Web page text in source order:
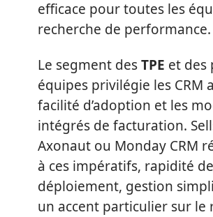
efficace pour toutes les
recherche de performance.
Le segment desTPE et des
équipes privilégie les CRM
facilité d’adoption et les
intégrés de facturation.
Axonaut ou Monday CRM
à ces impératifs, rapidité de
déploiement, gestion
un accent particulier sur le